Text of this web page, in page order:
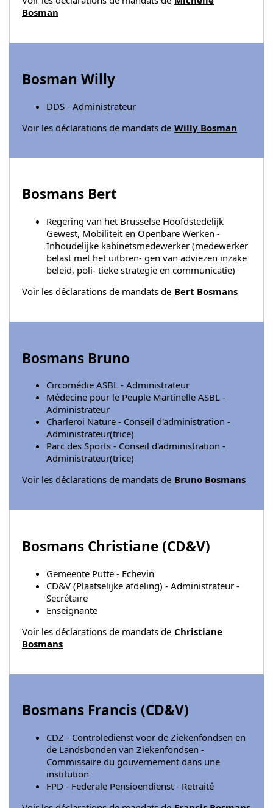
Bosman
Bosman Willy
DDS - Administrateur
Voir les déclarations de mandats de Willy Bosman
Bosmans Bert
Regering van het Brusselse Hoofdstedelijk
Gewest, Mobiliteit en Openbare Werken -
Inhoudelijke kabinetsmedewerker (medewerker
belast met het uitbren- gen van adviezen inzake
beleid, poli- tieke strategie en communicatie)
Voir les déclarations de mandats de Bert Bosmans
Bosmans Bruno
Circomédie ASBL - Administrateur
Médecine pour le Peuple Martinelle ASBL -
Administrateur
Charleroi Nature - Conseil d'administration -
Administrateur(trice)
Parc des Sports - Conseil d'administration -
Administrateur(trice)
Voir les déclarations de mandats de Bruno Bosmans
Bosmans Christiane (CD&V)
Gemeente Putte - Echevin
CD&V (Plaatselijke afdeling) - Administrateur -
Secrétaire
Enseignante
Voir les déclarations de mandats de Christiane
Bosmans
Bosmans Francis (CD&V)
CDZ - Controledienst voor de Ziekenfondsen en
de Landsbonden van Ziekenfondsen -
Commissaire du gouvernement dans une
institution
FPD - Federale Pensioendienst - Retraité